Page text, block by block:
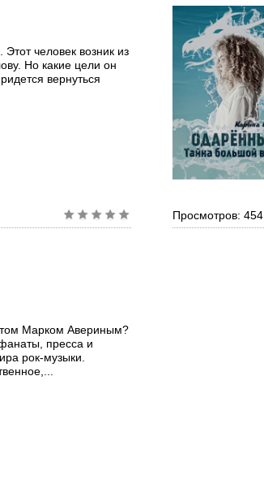
человек возник из
Но какие цели он
вернуться
Просмотров: 454
Марком Авериным?
пресса и
рок-музыки.